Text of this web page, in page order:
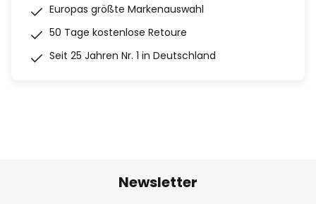
Europas größte Markenauswahl
50 Tage kostenlose Retoure
Seit 25 Jahren Nr. 1 in Deutschland
Newsletter